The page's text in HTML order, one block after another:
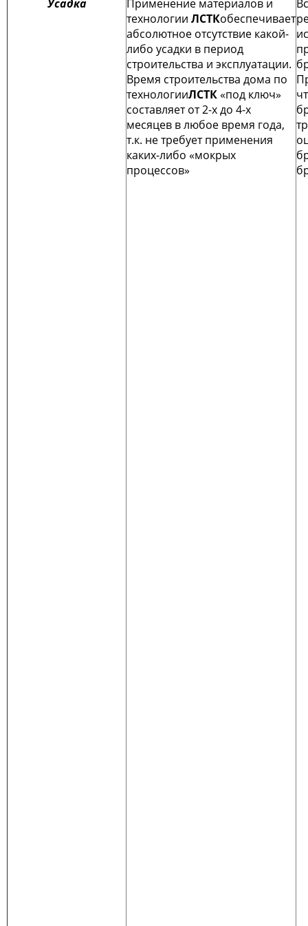
Усадка
Применение материалов и
технологии ЛСТКобеспечивает
абсолютное отсутствие какой-
либо усадки в период
строительства и эксплуатации.
Время строительства дома по
технологииЛСТК«под ключ»
составляет от 2-х до 4-х
месяцев в любое время года,
т.к. не требует применения
каких-либо «мокрых
процессов»